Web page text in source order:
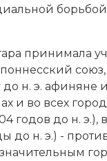
при­ни­ма­ла
н. э.
и во всех
годов до н. э.),
до н. э.) -